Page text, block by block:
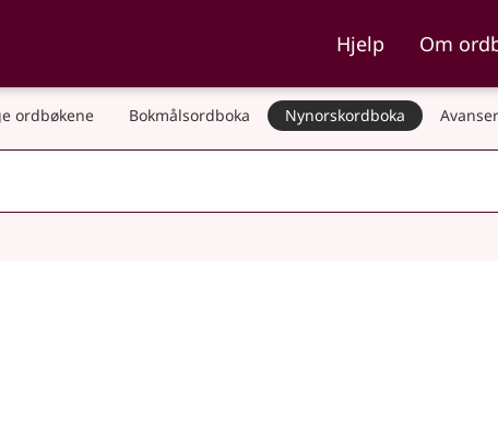
og NynorskordbokaHjelp Om
ordbøkene Bokmålsordboka Nynorskordboka